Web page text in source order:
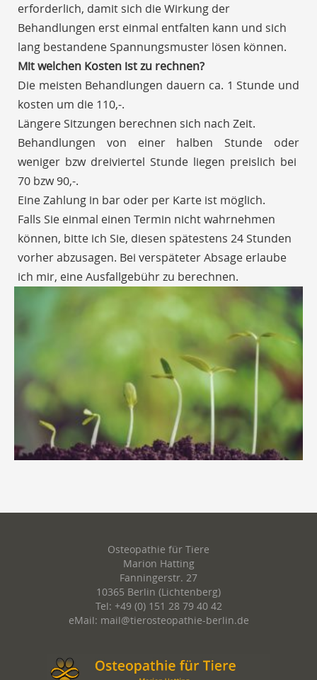
erforderlich, damit sich die Wirkung der
Behandlungen erst einmal entfalten kann und sich
lang bestandene Spannungsmuster lösen können.
Mit welchen Kosten ist zu rechnen?
Die meisten Behandlungen dauern ca. 1 Stunde und
kosten um die 110,-.
Längere Sitzungen berechnen sich nach Zeit.
Behandlungen von einer halben Stunde oder
weniger bzw dreiviertel Stunde liegen preislich bei
70 bzw 90,-.
Eine Zahlung in bar oder per Karte ist möglich.
Falls Sie einmal einen Termin nicht wahrnehmen
können, bitte ich Sie, diesen spätestens 24 Stunden
vorher abzusagen. Bei verspäteter Absage erlaube
ich mir, eine Ausfallgebühr zu berechnen.
Osteopathie für Tiere
Marion Hatting
Fanningerstr. 27
10365 Berlin (Lichtenberg)
Tel: +49 (0) 151 28 79 40 42
eMail: mail@tierosteopathie-berlin.de